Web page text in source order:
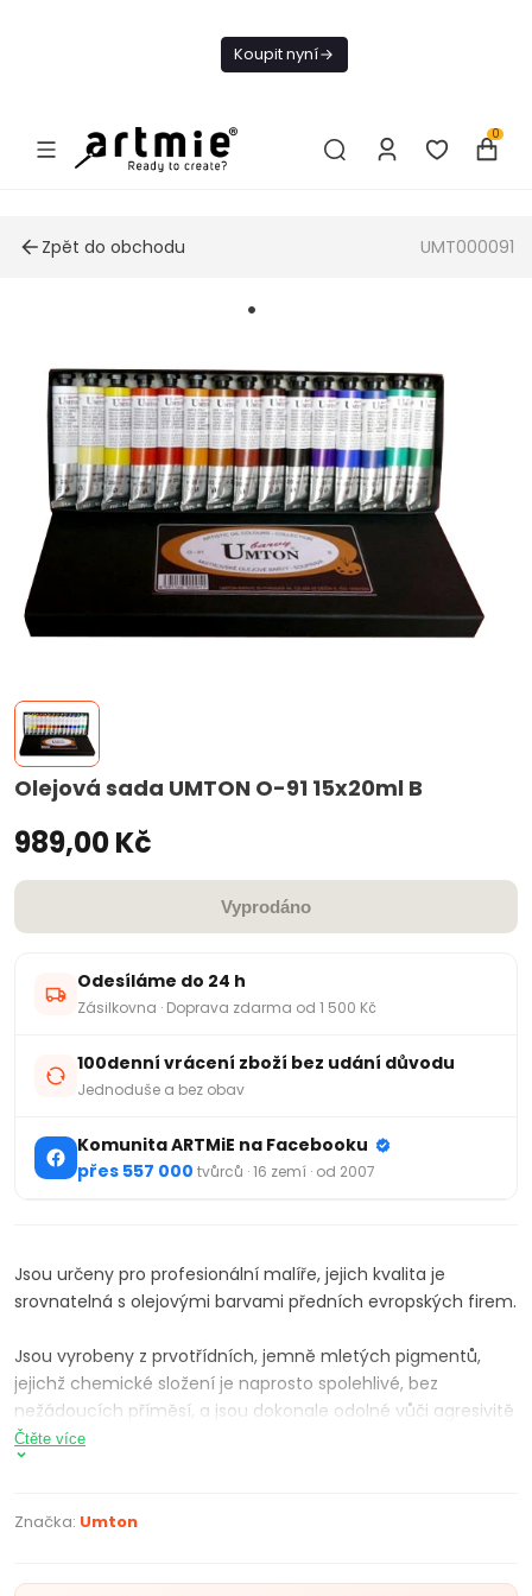
Koupit nyní
0
Zpět do obchodu UMT000091
Olejová sada UMTON O-91 15x20ml B
989,00 Kč
Vyprodáno
Odesíláme do 24 h
Zásilkovna · Doprava zdarma od 1 500 Kč
100denní vrácení zboží bez udání důvodu
Jednoduše a bez obav
Komunita ARTMiE na Facebooku
přes 557 000 tvůrců · 16 zemí · od 2007
Jsou určeny pro profesionální malíře, jejich kvalita je
srovnatelná s olejovými barvami předních evropských firem.
Jsou vyrobeny z prvotřídních, jemně mletých pigmentů,
jejichž chemické složení je naprosto spolehlivé, bez
nežádoucích příměsí, a jsou dokonale odolné vůči agresivitě
prostředí.
jednotlivých barev.
Čtěte více
Značka: Umton